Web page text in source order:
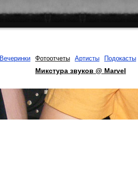
Вечеринки Фотоотчеты Артисты Подокасты
Микстура звуков @ Marvel